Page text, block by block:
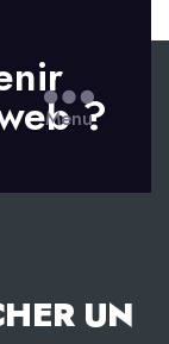
?
Menu
UN